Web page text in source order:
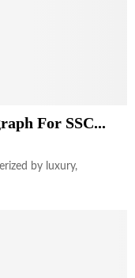
For SSC...
by luxury,